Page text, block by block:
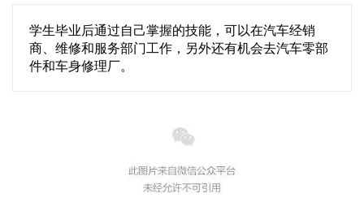
学生毕业后通过自己掌握的技能，可以在汽车经销
商、维修和服务部门工作，另外还有机会去汽车零部
件和车身修理厂。